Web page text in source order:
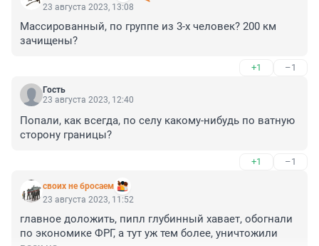
23 августа 2023, 13:08
Массированный, по группе из 3-х человек? 200 км
зачищены?
+1 –1
Гость
23 августа 2023, 12:40
Попали, как всегда, по селу какому-нибудь по ватную
сторону границы?
+1 –1
своих не бросаем
23 августа 2023, 11:52
главное доложить, пипл глубинный хавает, обогнали
по экономике ФРГ, а тут уж тем более, уничтожили